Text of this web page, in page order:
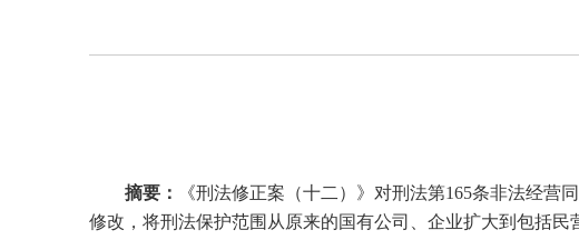
摘要： 《刑法修正案（十二）》对刑法第165条非法经营
修改，将刑法保护范围从原来的国有公司、企业扩大到包括